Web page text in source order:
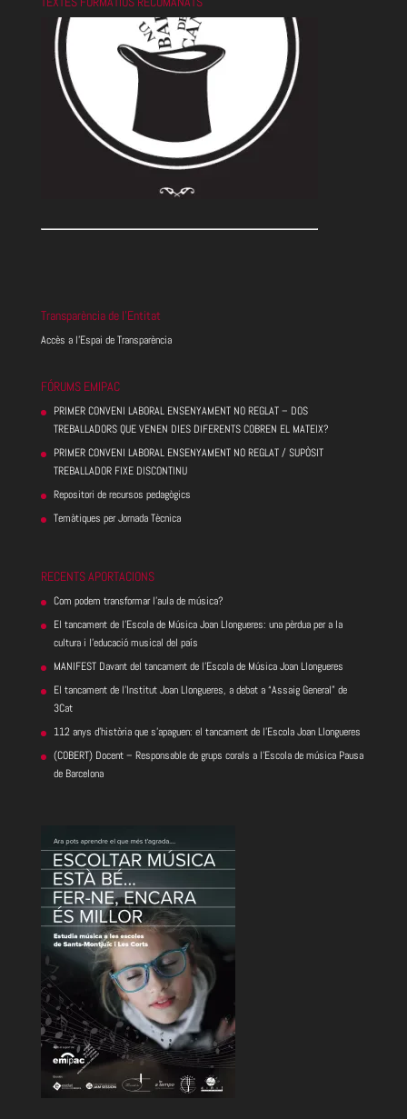
Transparència de l’Entitat
Accès a l’Espai de Transparència
FÓRUMS EMIPAC
PRIMER CONVENI LABORAL ENSENYAMENT NO REGLAT – DOS
TREBALLADORS QUE VENEN DIES DIFERENTS COBREN EL MATEIX?
PRIMER CONVENI LABORAL ENSENYAMENT NO REGLAT / SUPÒSIT
TREBALLADOR FIXE DISCONTINU
Repositori de recursos pedagògics
Temàtiques per Jornada Tècnica
RECENTS APORTACIONS
Com podem transformar l’aula de música?
El tancament de l’Escola de Música Joan Llongueres: una pèrdua per a la
cultura i l’educació musical del país
MANIFEST Davant del tancament de l’Escola de Música Joan Llongueres
El tancament de l’Institut Joan Llongueres, a debat a “Assaig General” de
3Cat
112 anys d’història que s’apaguen: el tancament de l’Escola Joan Llongueres
(COBERT) Docent – Responsable de grups corals a l’Escola de música Pausa
de Barcelona